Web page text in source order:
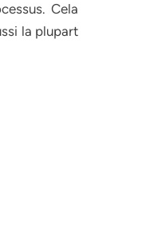
Cela
la plupart